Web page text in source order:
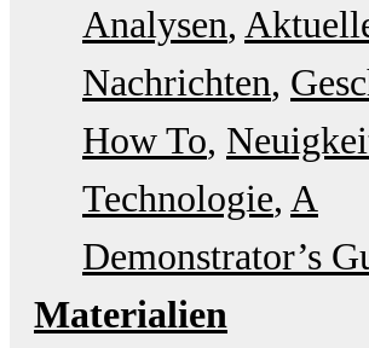
Analysen
Nachrichten
How To
Technologie A
Demonstrator’s
Materialien